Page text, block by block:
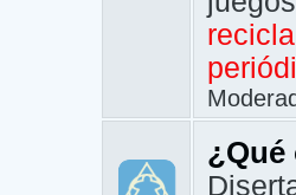
¿Qué